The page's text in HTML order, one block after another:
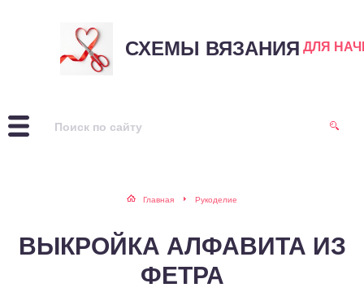
СХЕМЫ ВЯЗАНИЯ ДЛЯ
Главная Рукоделие
ВЫКРОЙКА АЛФАВИТА ИЗ
ФЕТРА